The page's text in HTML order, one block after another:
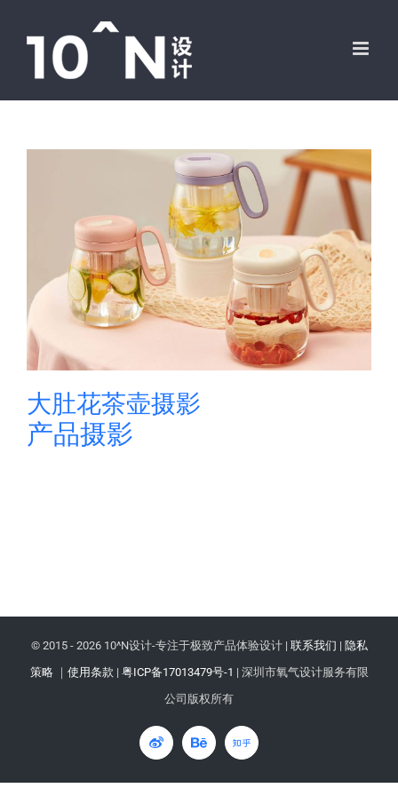
大肚花茶壶摄影
产品摄影
© 2015 - 2026 10^N设计-专注于极致产品体验设计 | 联系我们 | 隐私
策略 ｜ 使用条款 | 粤ICP备17013479号-1 | 深圳市氧气设计服务有限
公司版权所有
微
博
Behance
知
乎